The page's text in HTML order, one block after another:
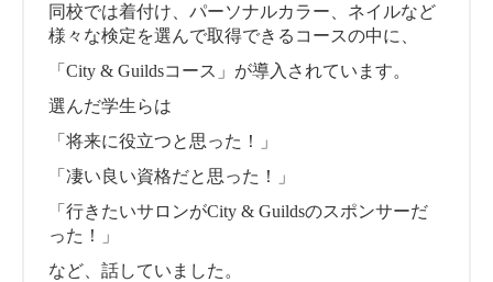
同校では着付け、パーソナルカラー、ネイルなど
様々な検定を選んで取得できるコースの中に、
「City & Guildsコース」が導入されています。
選んだ学生らは
「将来に役立つと思った！」
「凄い良い資格だと思った！」
「行きたいサロンがCity & Guildsのスポンサーだ
った！」
など、話していました。